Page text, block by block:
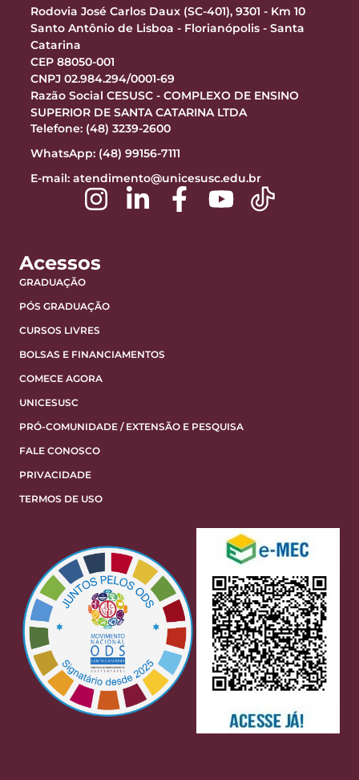
Rodovia José Carlos Daux (SC-401), 9301 - Km 10
Santo Antônio de Lisboa - Florianópolis - Santa
Catarina
CEP 88050-001
CNPJ 02.984.294/0001-69
Razão Social CESUSC - COMPLEXO DE ENSINO
SUPERIOR DE SANTA CATARINA LTDA
Telefone: (48) 3239-2600
WhatsApp: (48) 99156-7111
E-mail: atendimento@unicesusc.edu.br
Acessos
GRADUAÇÃO
PÓS GRADUAÇÃO
CURSOS LIVRES
BOLSAS E FINANCIAMENTOS
COMECE AGORA
UNICESUSC
PRÓ-COMUNIDADE / EXTENSÃO E PESQUISA
FALE CONOSCO
PRIVACIDADE
TERMOS DE USO